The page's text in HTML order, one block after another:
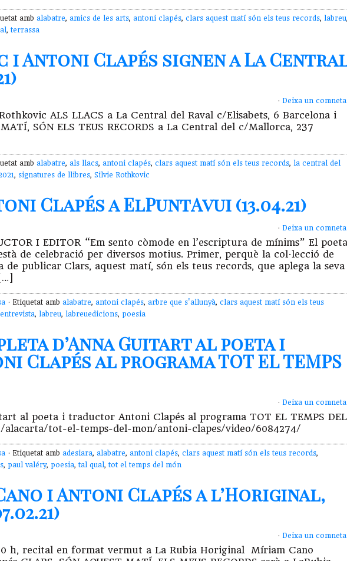
amb alabatre, amics de les arts, antoni clapés, clars aquest matí són els teus records, labreu,
, terrassa
Antoni Clapés signen a La
· Deixa un
ALS LLACS a La Central del Raval c/Elisabets, 6 Barcelona i
SÓN ELS TEUS RECORDS a La Central del c/Mallorca, 237
amb alabatre, als llacs, antoni clapés, clars aquest matí són els teus records, la central del
, signatures de llibres, Silvie Rothkovic
Clapés a ElPuntAvui (13.04.21)
· Deixa un
I EDITOR “Em sento còmode en l’escriptura de mínims” El poeta
de celebració per diversos motius. Primer, perquè la col·lecció de
de publicar Clars, aquest matí, són els teus records, que aplega la seva
· Etiquetat amb alabatre, antoni clapés, arbre que s'allunyà, clars aquest matí són els teus
entrevista, labreu, labreuedicions, poesia
d’Anna Guitart al poeta i
al programa TOT EL TEMPS
· Deixa un
al poeta i traductor Antoni Clapés al programa TOT EL TEMPS DEL
tot-el-temps-del-mon/antoni-clapes/video/6084274/
· Etiquetat amb adesiara, alabatre, antoni clapés, clars aquest matí són els teus records,
, paul valéry, poesia, tal qual, tot el temps del món
i Antoni Clapés a l’Horiginal,
· Deixa un
h, recital en format vermut a La Rubia Horiginal Míriam Cano